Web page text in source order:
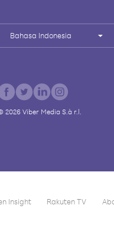
Bahasa Indonesia
2026 Viber Media S.à r.l.
Insight Rakuten TV